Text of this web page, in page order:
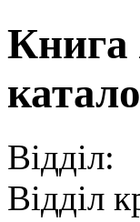
Відділ:
Відділ